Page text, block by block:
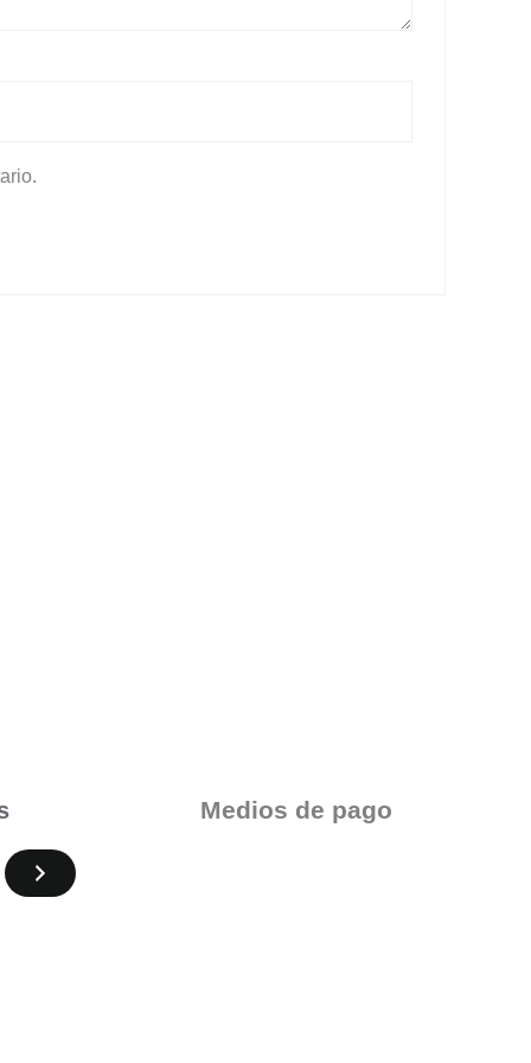
Medios de pago